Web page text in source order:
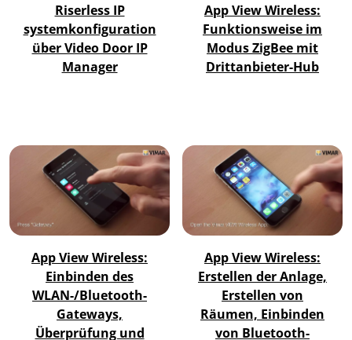
Riserless IP
systemkonfiguration
über Video Door IP
Manager
App View Wireless:
Funktionsweise im
Modus ZigBee mit
Drittanbieter-Hub
App View Wireless:
Einbinden des
WLAN-/Bluetooth-
Gateways,
Überprüfung und
App View Wireless:
Erstellen der Anlage,
Erstellen von
Räumen, Einbinden
von Bluetooth-